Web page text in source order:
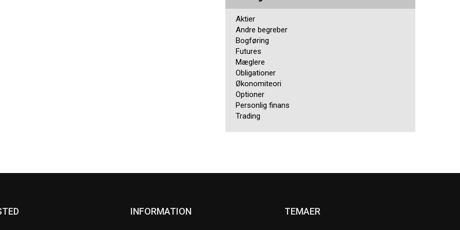
Aktier
Andre begreber
Bogføring
Futures
Mæglere
Obligationer
Økonomiteori
Optioner
Personlig finans
Trading
INFORMATION TEMAER